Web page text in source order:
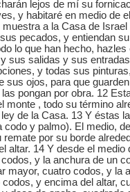
lejos de mí su
y habitaré en medio de
muestra a la Casa de
pecados, y entiendan
lo que han hecho, hazles
sus salidas y sus
y todas sus
sus ojos, para que
pongan por obra. 12
monte , todo su término
de la Casa. 13 Y éstas
codo y palmo). El medio,
por su borde
altar. 14 Y desde el medio
codos, y la anchura de un
mayor, cuatro codos, y la
codos, y encima del altar,